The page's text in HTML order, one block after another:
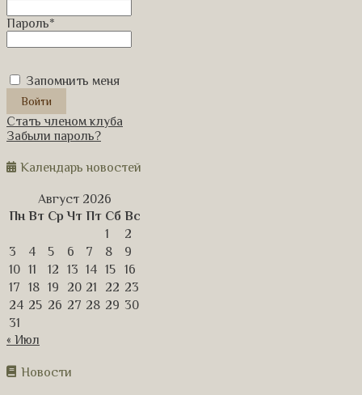
Пароль*
Запомнить меня
Стать членом клуба
Забыли пароль?
Календарь новостей
Август 2026
Пн Вт Ср Чт Пт Сб Вс
1
2
3
4 5 6 7 8
9
10 11 12 13 14 15
16
17
18 19 20 21 22 23
24 25 26 27 28 29 30
31
« Июл
Новости